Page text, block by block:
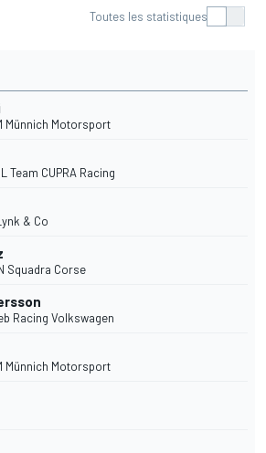
Toutes les statistiques
Münnich Motorsport
Team CUPRA Racing
& Co
Squadra Corse
Racing Volkswagen
Münnich Motorsport